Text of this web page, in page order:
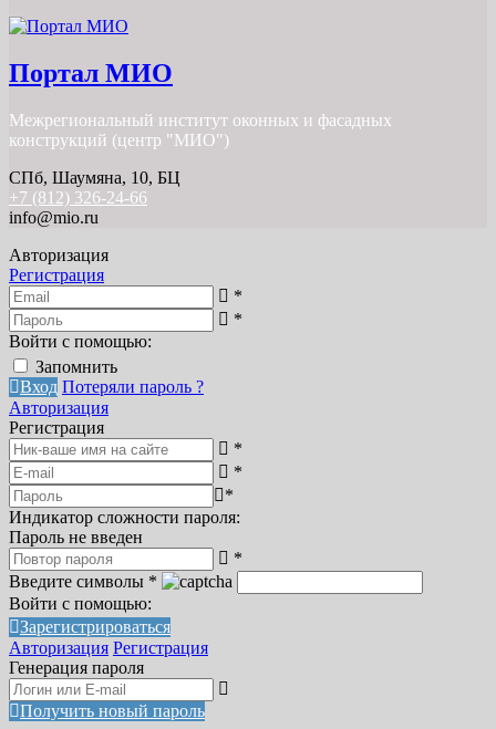
Портал МИО
Межрегиональный институт оконных и фасадных
конструкций (центр "МИО")
СПб, Шаумяна, 10, БЦ
+7 (812) 326-24-66
info@mio.ru
Авторизация
Регистрация
*
*
Войти с помощью:
Запомнить
Вход Потеряли пароль ?
Авторизация
Регистрация
*
*
*
Индикатор сложности пароля:
Пароль не введен
*
Введите символы *
Войти с помощью:
Зарегистрироваться
Авторизация Регистрация
Генерация пароля
Получить новый пароль